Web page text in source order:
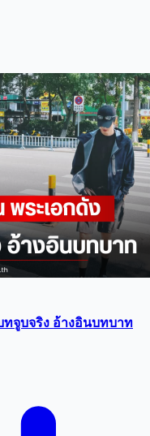
จูบจริง อ้างอินบทบาท